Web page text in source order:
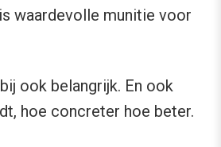
waardevolle munitie voor
ook belangrijk. En ook
hoe concreter hoe beter.